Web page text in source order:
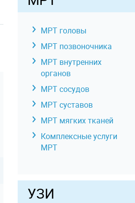
МРТ головы
МРТ позвоночника
МРТ внутренних
органов
МРТ сосудов
МРТ суставов
МРТ мягких тканей
Комплексные услуги
МРТ
УЗИ